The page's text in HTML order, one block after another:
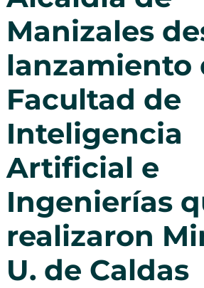
Manizales
lanzamiento
Facultad de
Inteligencia
Artificial e
Ingenierías
realizaron
U. de Caldas